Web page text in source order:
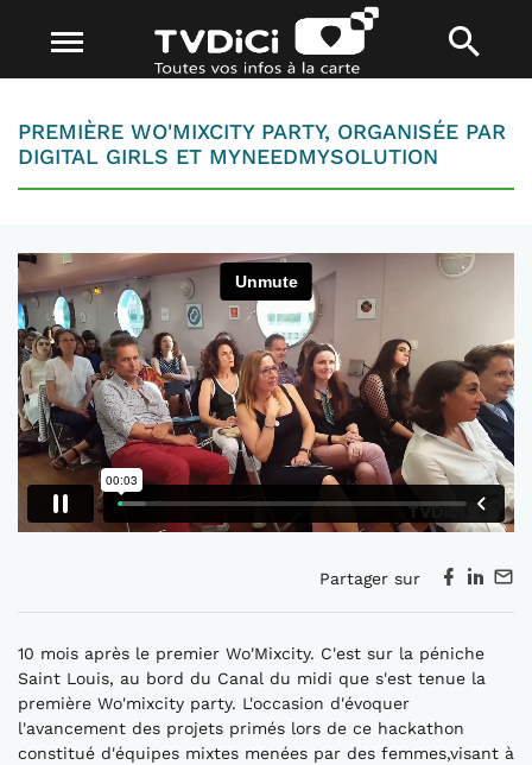
PREMIÈRE WO'MIXCITY PARTY, ORGANISÉE PAR
DIGITAL GIRLS ET MYNEEDMYSOLUTION
Partager sur
10 mois après le premier Wo'Mixcity. C'est sur la péniche
Saint Louis, au bord du Canal du midi que s'est tenue la
première Wo'mixcity party. L'occasion d'évoquer
l'avancement des projets primés lors de ce hackathon
constitué d'équipes mixtes menées par des femmes,visant à